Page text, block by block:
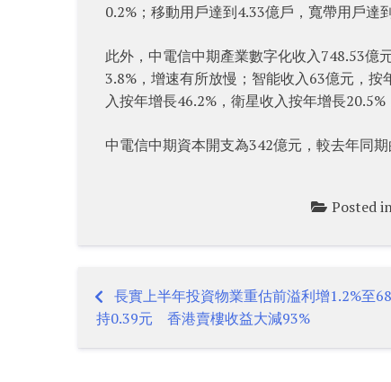
0.2%；移動用戶達到4.33億戶，寬帶用戶達
此外，中電信中期產業數字化收入748.53億
3.8%，增速有所放慢；智能收入63億元，
入按年增長46.2%，衛星收入按年增長20.5%
中電信中期資本開支為342億元，較去年同期
Posted
Post
navigation
長實上半年投資物業重估前溢利增1.2%至
持0.39元 香港賣樓收益大減93%